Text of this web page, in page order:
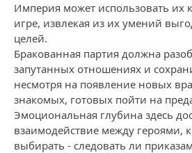
Империя может использовать их
игре, извлекая из их умений
целей.
Бракованная партия должна
запутанных отношениях и
несмотря на появление новых
знакомых, готовых пойти на
Эмоциональная глубина здесь
взаимодействие между героями,
выбирать - следовать ли